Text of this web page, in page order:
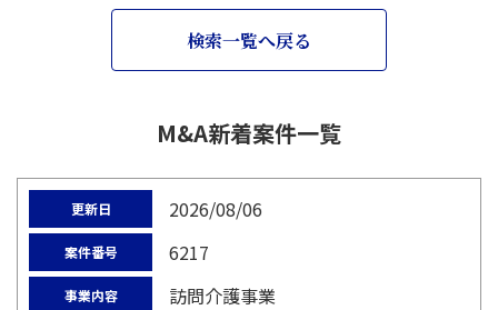
検索一覧へ戻る
M&A新着案件一覧
更新日 2026/08/06
案件番号 6217
事業内容 訪問介護事業